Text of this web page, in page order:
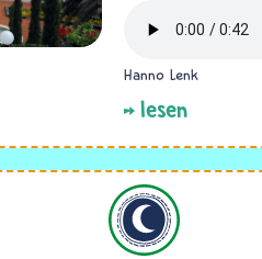
Hanno Lenk
lesen